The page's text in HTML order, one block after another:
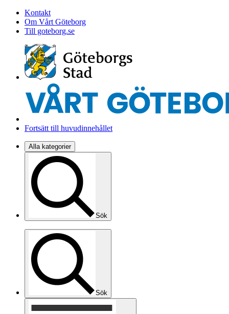
Kontakt
Om Vårt Göteborg
Till goteborg.se
Fortsätt till huvudinnehållet
Alla kategorier
Sök
Sök